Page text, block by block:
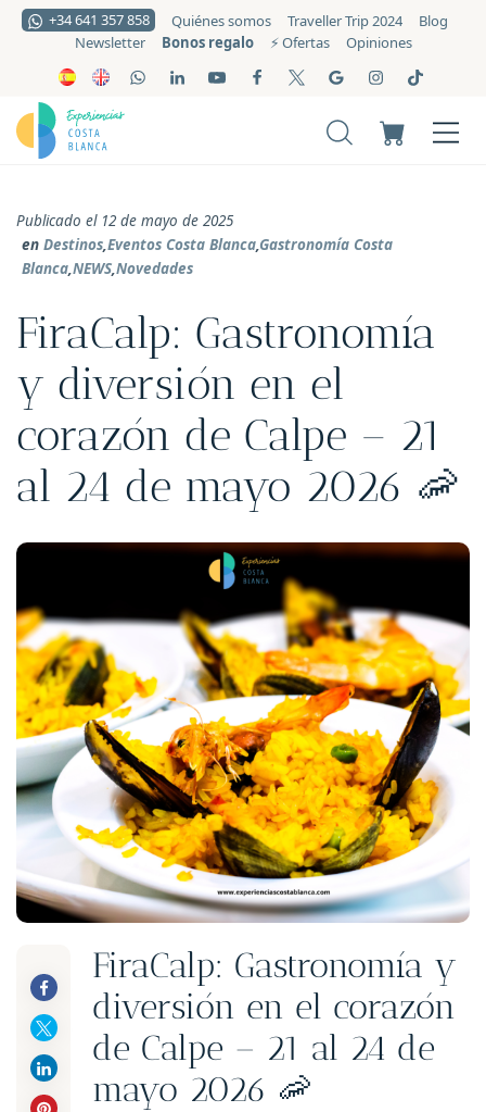
+34 641 357 858 Quiénes somos Traveller Trip 2024
Blog
Newsletter
Bonos regalo ⚡️ Ofertas Opiniones
Publicado el 12 de mayo de 2025
en Destinos,Eventos Costa Blanca,Gastronomía Costa
Blanca,NEWS,Novedades
FiraCalp: Gastronomía
y diversión en el
corazón de Calpe – 21
al 24 de mayo 2026 🦐
FiraCalp: Gastronomía y
diversión en el corazón
de Calpe – 21 al 24 de
mayo 2026 🦐